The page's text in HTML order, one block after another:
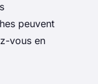
peuvent
vous en